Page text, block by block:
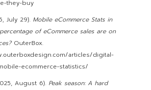
they-buy
July 29). Mobile eCommerce Stats in
of eCommerce sales are on
OuterBox.
articles/digital-
ecommerce-statistics/
August 6). Peak season: A hard